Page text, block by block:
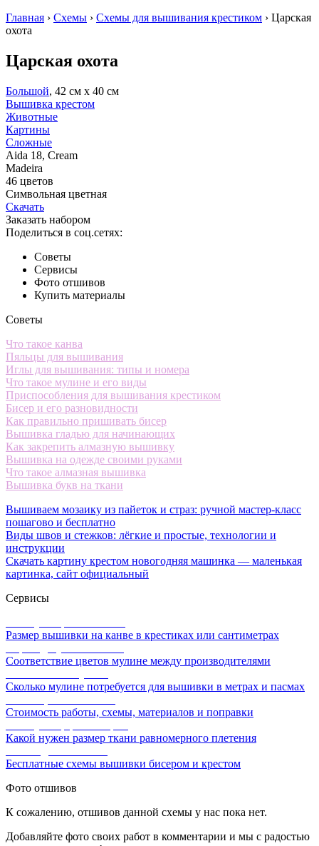
Главная › Схемы › Схемы для вышивания крестиком › Царская
охота
Царская охота
Большой, 42 см х 40 см
Вышивка крестом
Животные
Картины
Сложные
Aida 18, Cream
Madeira
46 цветов
Символьная цветная
Скачать
Заказать набором
Поделиться в соц.сетях:
Советы
Сервисы
Фото отшивов
Купить материалы
Советы
Что такое канва
Пяльцы для вышивания
Иглы для вышивания: типы и номера
Что такое мулине и его виды
Приспособления для вышивания крестиком
Бисер и его разновидности
Как правильно пришивать бисер
Вышивка гладью для начинающих
Как закрепить алмазную вышивку
Вышивка на одежде своими руками
Что такое алмазная вышивка
Вышивка букв на ткани
Вышиваем мозаику из пайеток и страз: ручной мастер-класс
пошагово и бесплатно
Виды швов и стежков: лёгкие и простые, технологии и
инструкции
Скачать картину крестом новогодняя машинка — маленькая
картинка, сайт официальный
Сервисы
Размер вышивки на канве в крестиках или сантиметрах
Соответствие цветов мулине между производителями
Сколько мулине потребуется для вышивки в метрах и пасмах
Стоимость работы, схемы, материалов и поправки
Какой нужен размер ткани равномерного плетения
Бесплатные схемы вышивки бисером и крестом
Фото отшивов
К сожалению, отшивов данной схемы у нас пока нет.
Добавляйте фото своих работ в комментарии и мы с радостью